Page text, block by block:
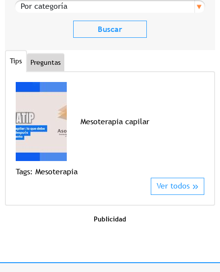
Por categoría
Tips Preguntas
Mesoterapia capilar
Tags: Mesoterapia
Ver todos
Publicidad